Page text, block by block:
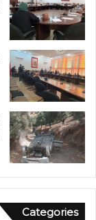
ن
ز
ه
ب
ي
ئ
ي
Categories